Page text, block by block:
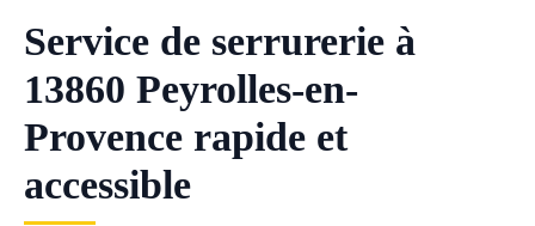
Service de serrurerie à
13860 Peyrolles-en-
Provence rapide et
accessible